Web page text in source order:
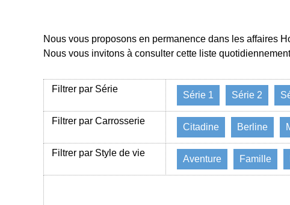
Nous vous proposons en permanence dans les affaires
Nous vous invitons à consulter cette liste
Filtrer par Série
Série 1 Série 2
Filtrer par Carrosserie
Citadine Berline
Filtrer par Style de vie
Aventure Famille